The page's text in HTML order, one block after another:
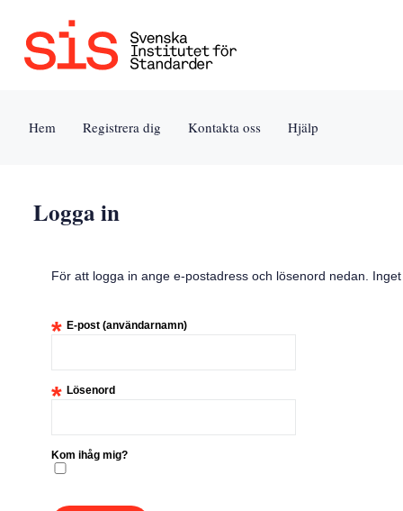
Jump
Hem Registrera dig Kontakta oss Hjälp
Logga in
För att logga in ange e-postadress och lösenord nedan.
* E-post (användarnamn)
* Lösenord
Kom ihåg mig?